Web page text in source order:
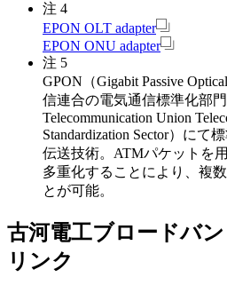
注 4
EPON OLT adapter
EPON ONU adapter
注 5
GPON（Gigabit Passive
信連合の電気通信標準化部
Telecommunication Union
Standardization Sector）にて
伝送技術。ATMパケットを
多重化することにより、複
とが可能。
古河電工ブロードバ
リンク